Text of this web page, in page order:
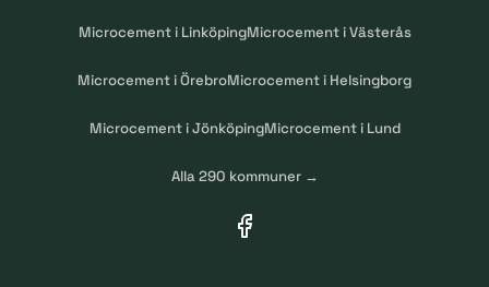
Microcement i LinköpingMicrocement i Västerås
Microcement i ÖrebroMicrocement i Helsingborg
Microcement i JönköpingMicrocement i Lund
Alla 290 kommuner →